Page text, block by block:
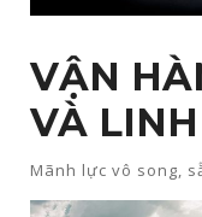
VẬN
VÀ
Mãnh lực vô song,